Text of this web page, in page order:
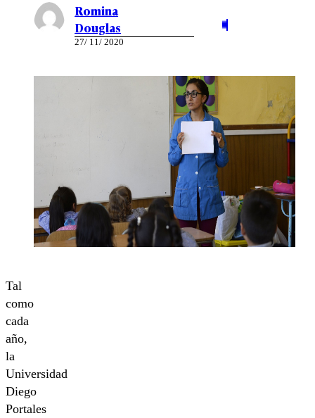
Romina
Douglas
27/ 11/ 2020
Tal
como
cada
año,
la
Universidad
Diego
Portales